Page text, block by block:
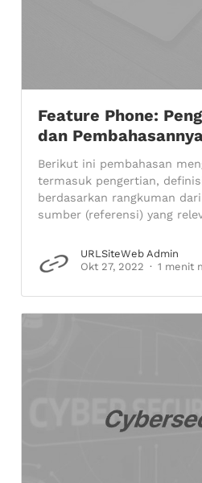
Feature Phone:
dan
Berikut ini pembahasan
termasuk pengertian,
berdasarkan rangkuman
sumber (referensi) yang
URLSiteWeb Admin
Okt 27, 2022
1 menit